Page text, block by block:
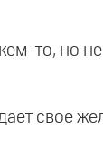
то, но
свое